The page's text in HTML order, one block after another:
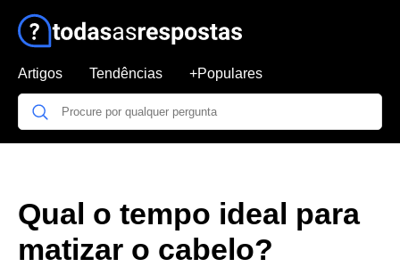
Artigos Tendências +Populares
Qual o tempo ideal para
matizar o cabelo?